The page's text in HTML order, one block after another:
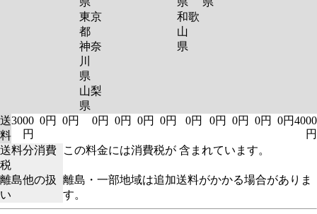
東京
都
神奈
川
県
山梨
県
和歌
山
県
送
料
3000
円
0円 0円 0円 0円 0円 0円 0円 0円 0円 0円 0円4000
円
送料分消費
税
この料金には消費税が 含まれています。
離島他の扱
い
離島・一部地域は追加送料がかかる場合がありま
す。